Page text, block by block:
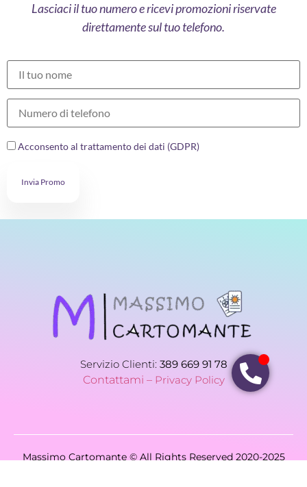
Lasciaci il tuo numero e ricevi promozioni riservate
direttamente sul tuo telefono.
Acconsento al trattamento dei dati (GDPR)
Invia Promo
Servizio Clienti: 389 669 91 78
Contattami – Privacy Policy
Massimo Cartomante © All Rights Reserved 2020-2025